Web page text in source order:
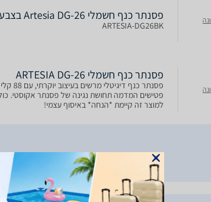
פסנתר כנף חשמלי Artesia DG-26 בצבעים שונים - שחור
ARTESIA-DG26BK
פסנתר כנף חשמלי ARTESIA DG-26
פסנתר
פטישים המדמה תחושת נגינה של פסנתר אקוסטי.
למוצר זה קיימת *הנחה* באיסוף עצמי!